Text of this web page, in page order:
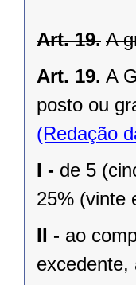
Art. 19. A
Art. 19. A
posto ou
(Redação
I - de 5
25% (vinte
II - ao
excedente,